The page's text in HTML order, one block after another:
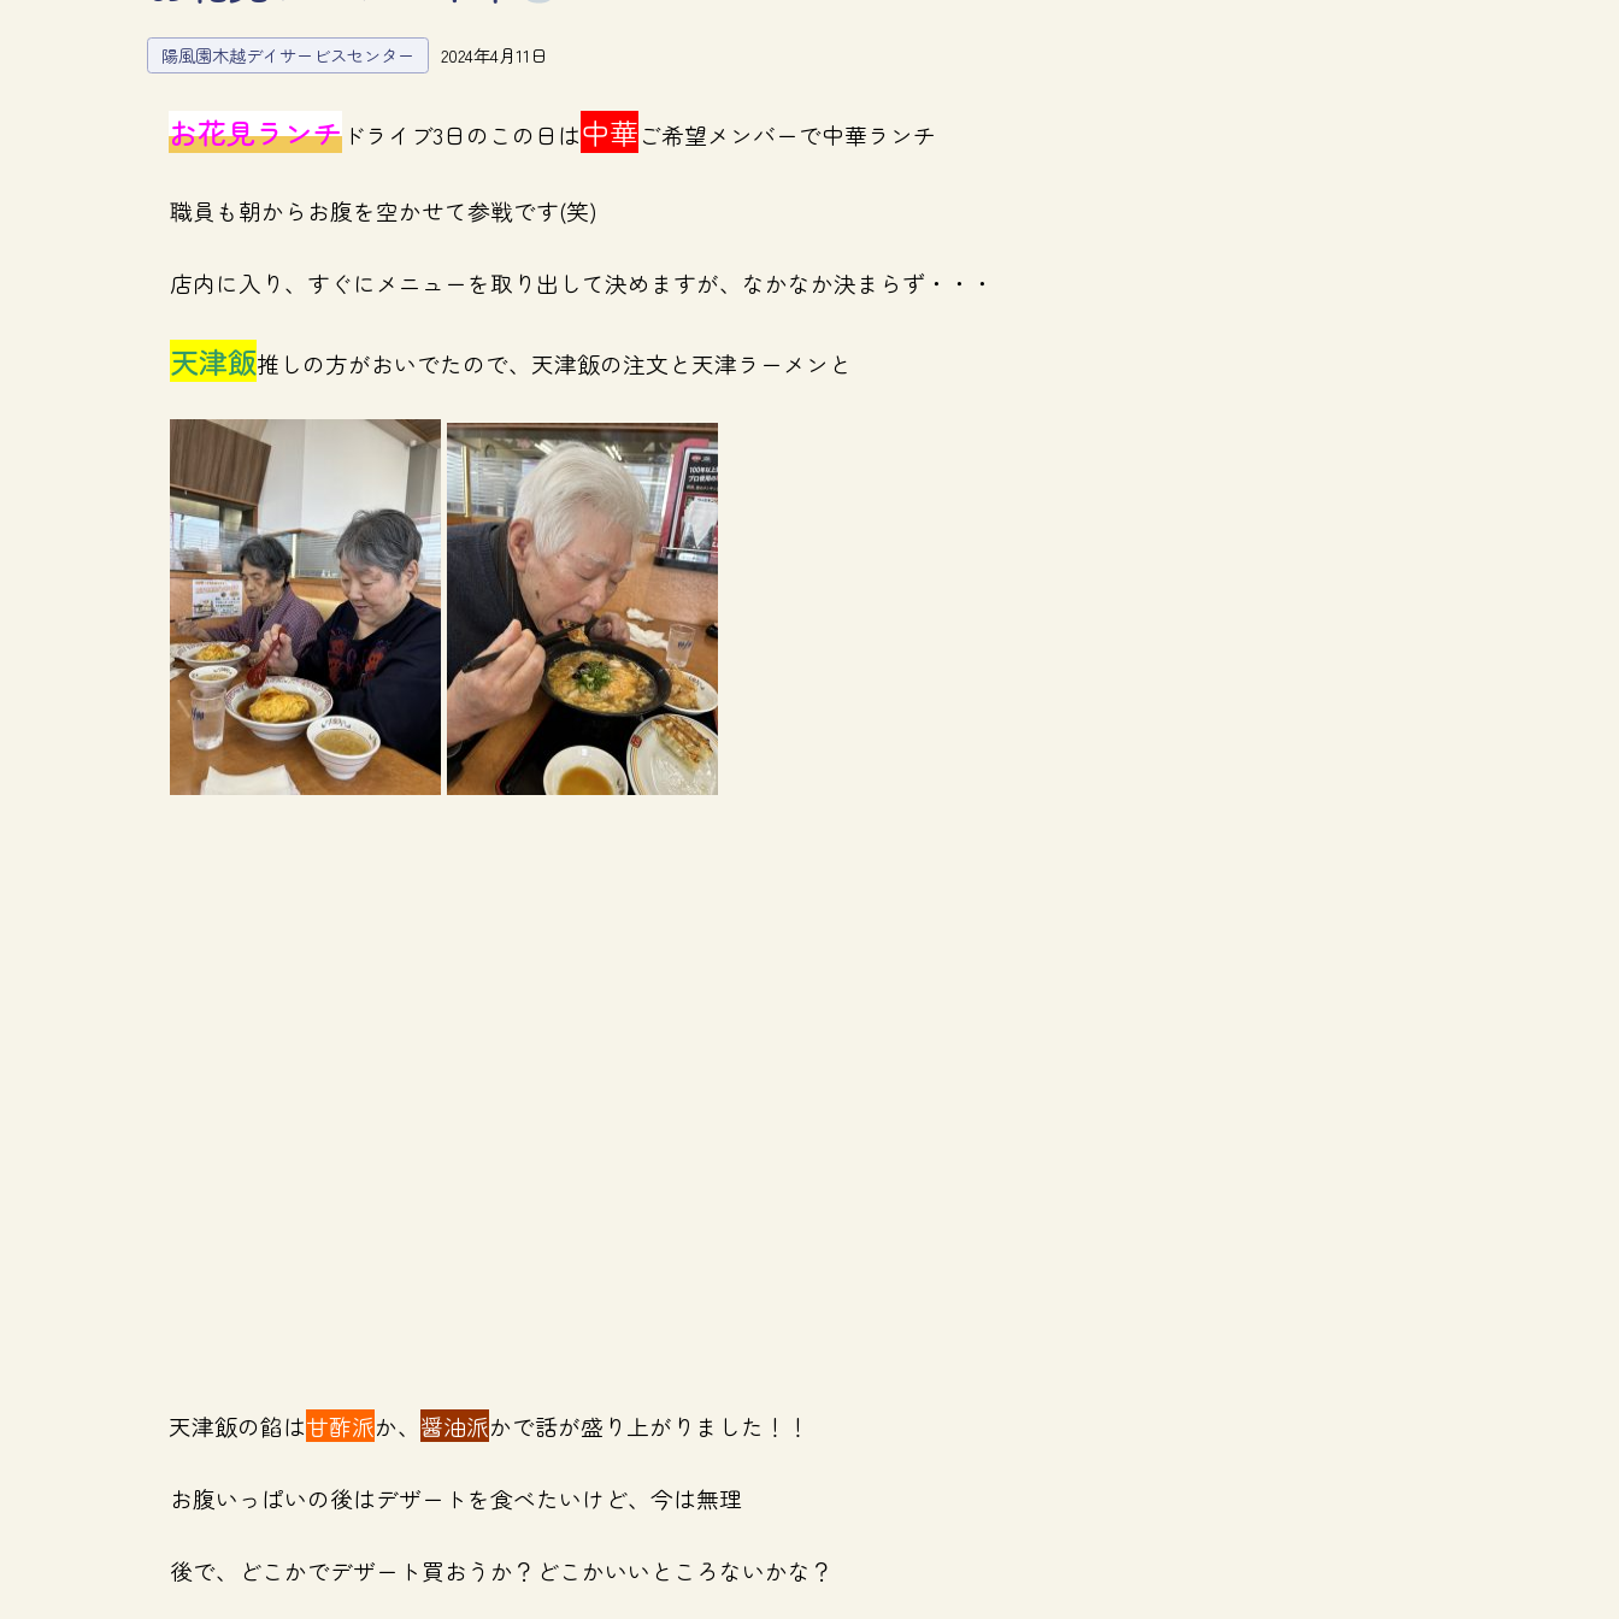
陽風園木越デイサービスセンター 2024年4月11日
お花見ランチ ドライブ3日のこの日は中華ご希望メンバーで中華ランチ
職員も朝からお腹を空かせて参戦です(笑)
店内に入り、すぐにメニューを取り出して決めますが、なかなか決まらず・・・
天津飯推しの方がおいでたので、天津飯の注文と天津ラーメンと
天津飯の餡は甘酢派か、 醤油派かで話が盛り上がりました！！
お腹いっぱいの後はデザートを食べたいけど、今は無理
後で、どこかでデザート買おうか？どこかいいところないかな？